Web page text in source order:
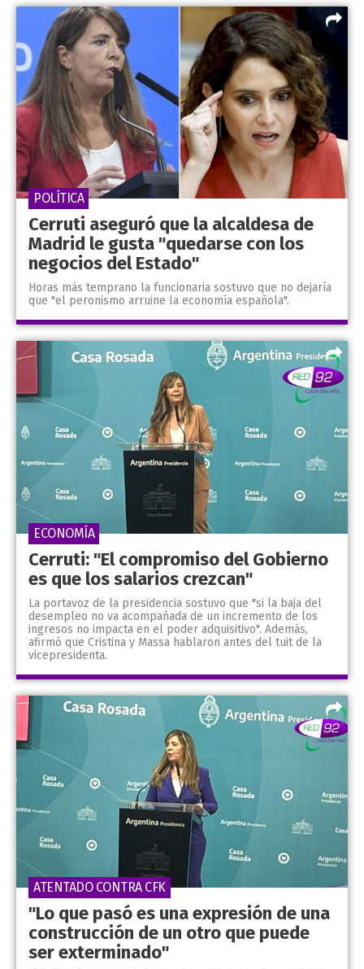
Cerruti aseguró que la alcaldesa de
Madrid le gusta "quedarse con los
negocios del Estado"
Horas más temprano la funcionaria sostuvo que no dejaría
que "el peronismo arruine la economía española".
POLÍTICA
Cerruti: "El compromiso del Gobierno
es que los salarios crezcan"
La portavoz de la presidencia sostuvo que "si la baja del
desempleo no va acompañada de un incremento de los
ingresos no impacta en el poder adquisitivo". Además,
afirmó que Cristina y Massa hablaron antes del tuit de la
vicepresidenta.
ECONOMÍA
"Lo que pasó es una expresión de una
construcción de un otro que puede
ser exterminado"
ATENTADO CONTRA CFK